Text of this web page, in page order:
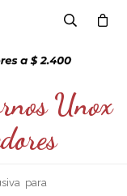
Unox
para